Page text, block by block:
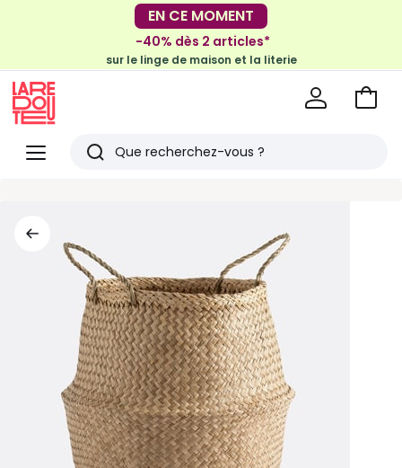
-30€ tous les 100€*
sur le meuble & la déco
EN CE MOMENT
-40% dès 2 articles*
sur le linge de maison et la literie
Menu
Redoute
Rechercher
vus
Voir